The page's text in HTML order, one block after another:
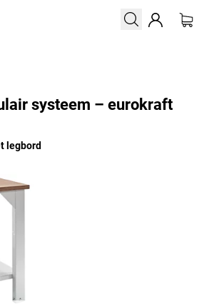
systeem – eurokraft
legbord